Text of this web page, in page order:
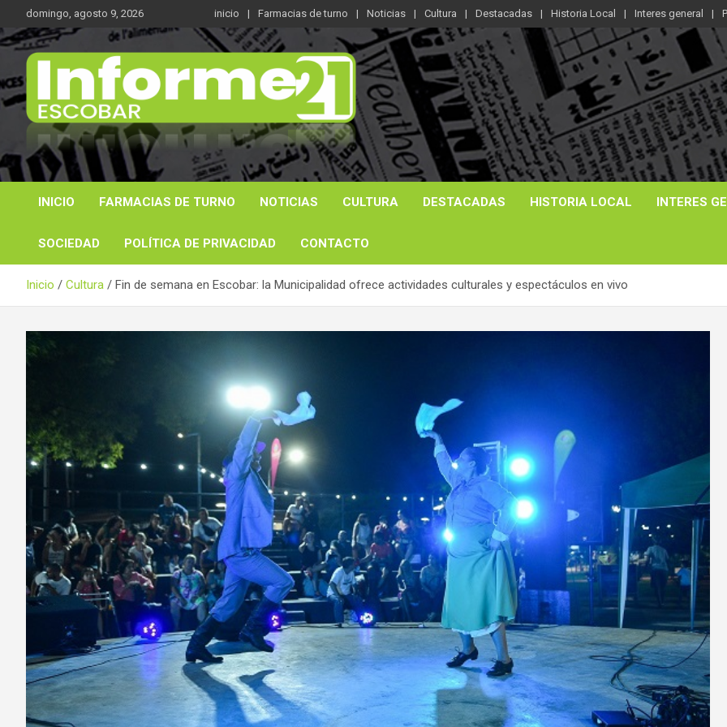
al
contenido
domingo, agosto 9, 2026 inicio Farmacias de turno Noticias Cultura Destacadas Historia Local Interes general
Informe 21
Noticas reales
INICIO FARMACIAS DE TURNO NOTICIAS CULTURA DESTACADAS HISTORIA LOCAL INTERES
SOCIEDAD POLÍTICA DE PRIVACIDAD CONTACTO
Inicio Cultura Fin de semana en Escobar: la Municipalidad ofrece actividades culturales y espectáculos en vivo